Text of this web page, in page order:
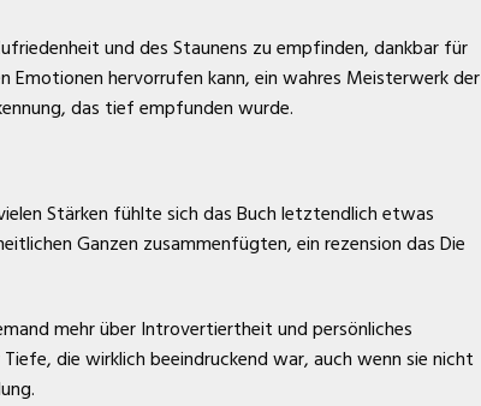
und des Staunens zu empfinden, dankbar für
Emotionen hervorrufen kann, ein wahres Meisterwerk der
das tief empfunden wurde.
Stärken fühlte sich das Buch letztendlich etwas
Ganzen zusammenfügten, ein rezension das Die
mehr über Introvertiertheit und persönliches
die wirklich beeindruckend war, auch wenn sie nicht